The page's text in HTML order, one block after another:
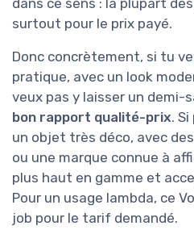
dans ce sens : la plupart
surtout pour le prix payé.
Donc concrètement, si tu
pratique, avec un look
veux pas y laisser un demi-
bon rapport qualité-prix.
un objet très déco, avec
ou une marque connue à
plus haut en gamme et
Pour un usage lambda, ce
job pour le tarif demandé.